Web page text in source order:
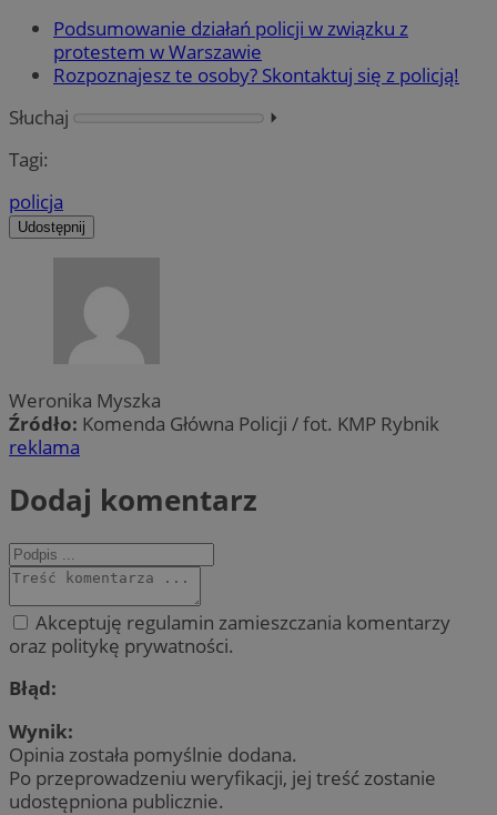
Podsumowanie działań policji w związku z
protestem w Warszawie
Rozpoznajesz te osoby? Skontaktuj się z policją!
Słuchaj
⏵︎
Tagi:
policja
Udostępnij
Weronika Myszka
Źródło: Komenda Główna Policji / fot. KMP Rybnik
reklama
Dodaj komentarz
Akceptuję regulamin zamieszczania komentarzy
oraz politykę prywatności.
Błąd:
Wynik:
Opinia została pomyślnie dodana.
Po przeprowadzeniu weryfikacji, jej treść zostanie
udostępniona publicznie.